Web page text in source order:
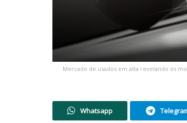
Mercado de usados em alta revelando os
Whatsapp